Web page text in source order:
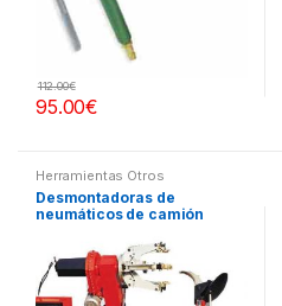
95.00€
112.00€
Herramientas Otros
Desmontadoras de
neumáticos de camión